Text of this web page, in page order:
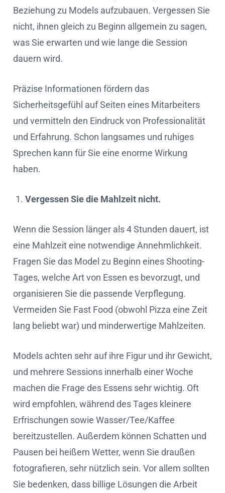
Beziehung zu Models aufzubauen. Vergessen Sie
nicht, ihnen gleich zu Beginn allgemein zu sagen,
was Sie erwarten und wie lange die Session
dauern wird.
Präzise Informationen fördern das
Sicherheitsgefühl auf Seiten eines Mitarbeiters
und vermitteln den Eindruck von Professionalität
und Erfahrung. Schon langsames und ruhiges
Sprechen kann für Sie eine enorme Wirkung
haben.
Vergessen Sie die Mahlzeit nicht.
Wenn die Session länger als 4 Stunden dauert, ist
eine Mahlzeit eine notwendige Annehmlichkeit.
Fragen Sie das Model zu Beginn eines Shooting-
Tages, welche Art von Essen es bevorzugt, und
organisieren Sie die passende Verpflegung.
Vermeiden Sie Fast Food (obwohl Pizza eine Zeit
lang beliebt war) und minderwertige Mahlzeiten.
Models achten sehr auf ihre Figur und ihr Gewicht,
und mehrere Sessions innerhalb einer Woche
machen die Frage des Essens sehr wichtig. Oft
wird empfohlen, während des Tages kleinere
Erfrischungen sowie Wasser/Tee/Kaffee
bereitzustellen. Außerdem können Schatten und
Pausen bei heißem Wetter, wenn Sie draußen
fotografieren, sehr nützlich sein. Vor allem sollten
Sie bedenken, dass billige Lösungen die Arbeit